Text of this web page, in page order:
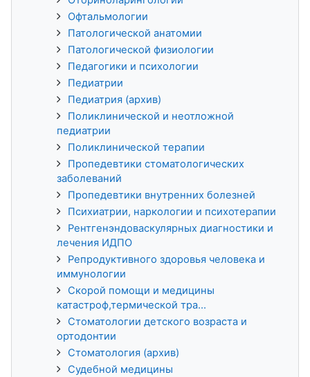
Офтальмологии
Патологической анатомии
Патологической физиологии
Педагогики и психологии
Педиатрии
Педиатрия (архив)
Поликлинической и неотложной
педиатрии
Поликлинической терапии
Пропедевтики стоматологических
заболеваний
Пропедевтики внутренних болезней
Психиатрии, наркологии и психотерапии
Рентгенэндоваскулярных диагностики и
лечения ИДПО
Репродуктивного здоровья человека и
иммунологии
Скорой помощи и медицины
катастроф,термической тра...
Стоматологии детского возраста и
ортодонтии
Стоматология (архив)
Судебной медицины